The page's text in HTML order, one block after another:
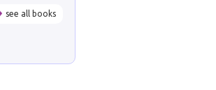
see all books